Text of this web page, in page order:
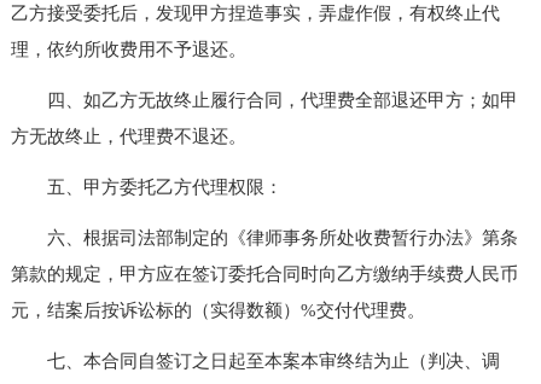
乙方接受委托后，发现甲方捏造事实，弄虚作假，有权终止代
理，依约所收费用不予退还。
四、如乙方无故终止履行合同，代理费全部退还甲方；如甲
方无故终止，代理费不退还。
五、甲方委托乙方代理权限：
六、根据司法部制定的《律师事务所处收费暂行办法》第条
第款的规定，甲方应在签订委托合同时向乙方缴纳手续费人民币
元，结案后按诉讼标的（实得数额）%交付代理费。
七、本合同自签订之日起至本案本审终结为止（判决、调